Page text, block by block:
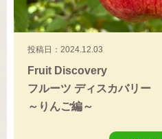
投稿日：2024.12.03
Fruit Discovery
フルーツ ディスカバリー
～りんご編～